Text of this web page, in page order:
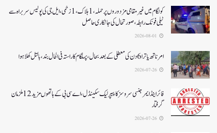
کولگام میں غیر مقامی مزدوروں پر حملہ،1ہلاک،1زخمی،ایل جی کی پولیس سربراہ سے
ٹیلی فونک رابطہ، صورتحال کی جانکاری حاصل
امرناتھ یاترا 6دن کی معطلی کے بعد بحال،پہلگام کا راستہ فی الحال بند، بالتل کھلا ہوا
فائر اینڈ ایمرجنسی سروسز کا پیپر لیک سکینڈل،اے سی بی کے ہاتھوں مزید 12 ملزمان
گرفتار